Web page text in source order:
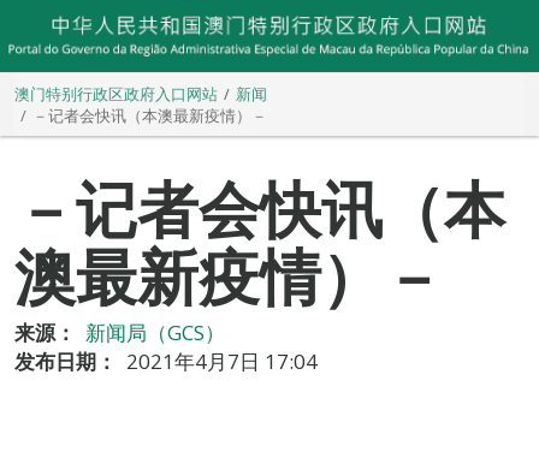
澳门特别行政区政府入口网站
新闻
－记者会快讯（本澳最新疫情）－
－记者会快讯（本
澳最新疫情）－
来源：
新闻局（GCS）
发布日期：
2021年4月7日 17:04